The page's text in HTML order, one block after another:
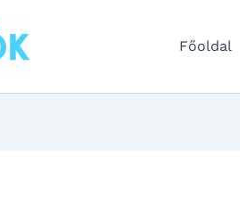
Főoldal